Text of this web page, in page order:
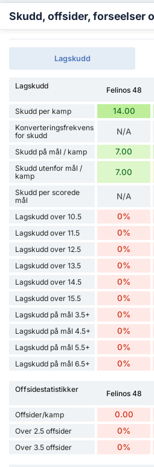
Skudd, offsider, forseelser
Lagskudd
Lagskudd Felinos 48
Skudd per kamp 14.00
Konverteringsfrekvens
for skudd
N/A
Skudd på mål / kamp 7.00
Skudd utenfor mål /
kamp
7.00
Skudd per scorede
mål
N/A
Lagskudd over 10.5 0%
Lagskudd over 11.5 0%
Lagskudd over 12.5 0%
Lagskudd over 13.5 0%
Lagskudd over 14.5 0%
Lagskudd over 15.5 0%
Lagskudd på mål 3.5+ 0%
Lagskudd på mål 4.5+ 0%
Lagskudd på mål 5.5+ 0%
Lagskudd på mål 6.5+ 0%
Offsidestatistikker Felinos 48
Offsider/kamp 0.00
Over 2.5 offsider 0%
Over 3.5 offsider 0%